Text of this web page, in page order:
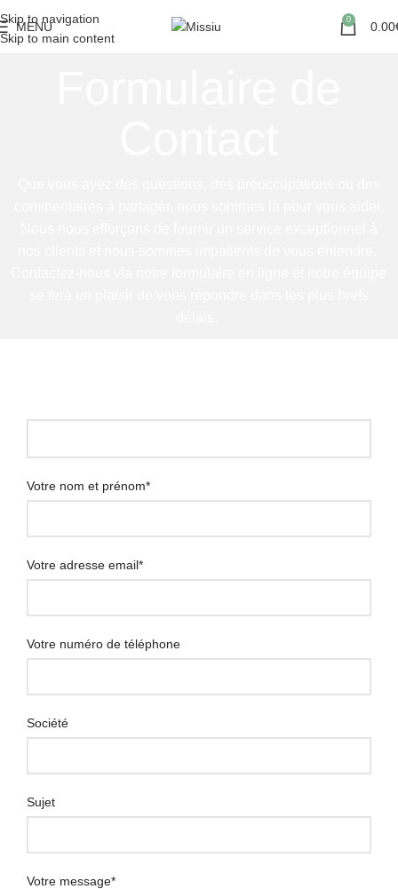
Skip to navigation
Skip to main content
MENU 0 0.00
Votre nom et prénom*
Votre adresse email*
Votre numéro de téléphone
Société
Sujet
Votre message*